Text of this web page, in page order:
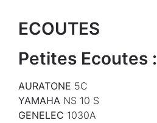
ECOUTES
Petites Ecoutes :
AURATONE 5C
YAMAHA NS 10 S
GENELEC 1030A